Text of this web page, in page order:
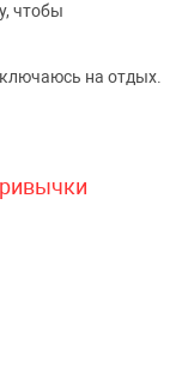
чтобы
на отдых.